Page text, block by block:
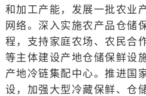
和加工产能，发展一批农业
网络。深入实施农产品仓储
程，支持家庭农场、农民合
等主体建设产地仓储保鲜设
产地冷链集配中心。推进国
设，加强大型冷藏保鲜、仓